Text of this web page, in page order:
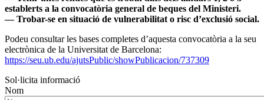
establerts a la convocatòria general de beques del Ministeri.
— Trobar-se en situació de vulnerabilitat o risc d’exclusió social.
Podeu consultar les bases completes d’aquesta convocatòria a la seu
electrònica de la Universitat de Barcelona:
https://seu.ub.edu/ajutsPublic/showPublicacion/737309
Sol·licita informació
Nom